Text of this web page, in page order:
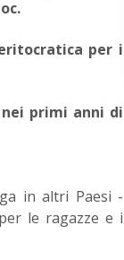
per i
primi anni di
in altri Paesi -
le ragazze e i